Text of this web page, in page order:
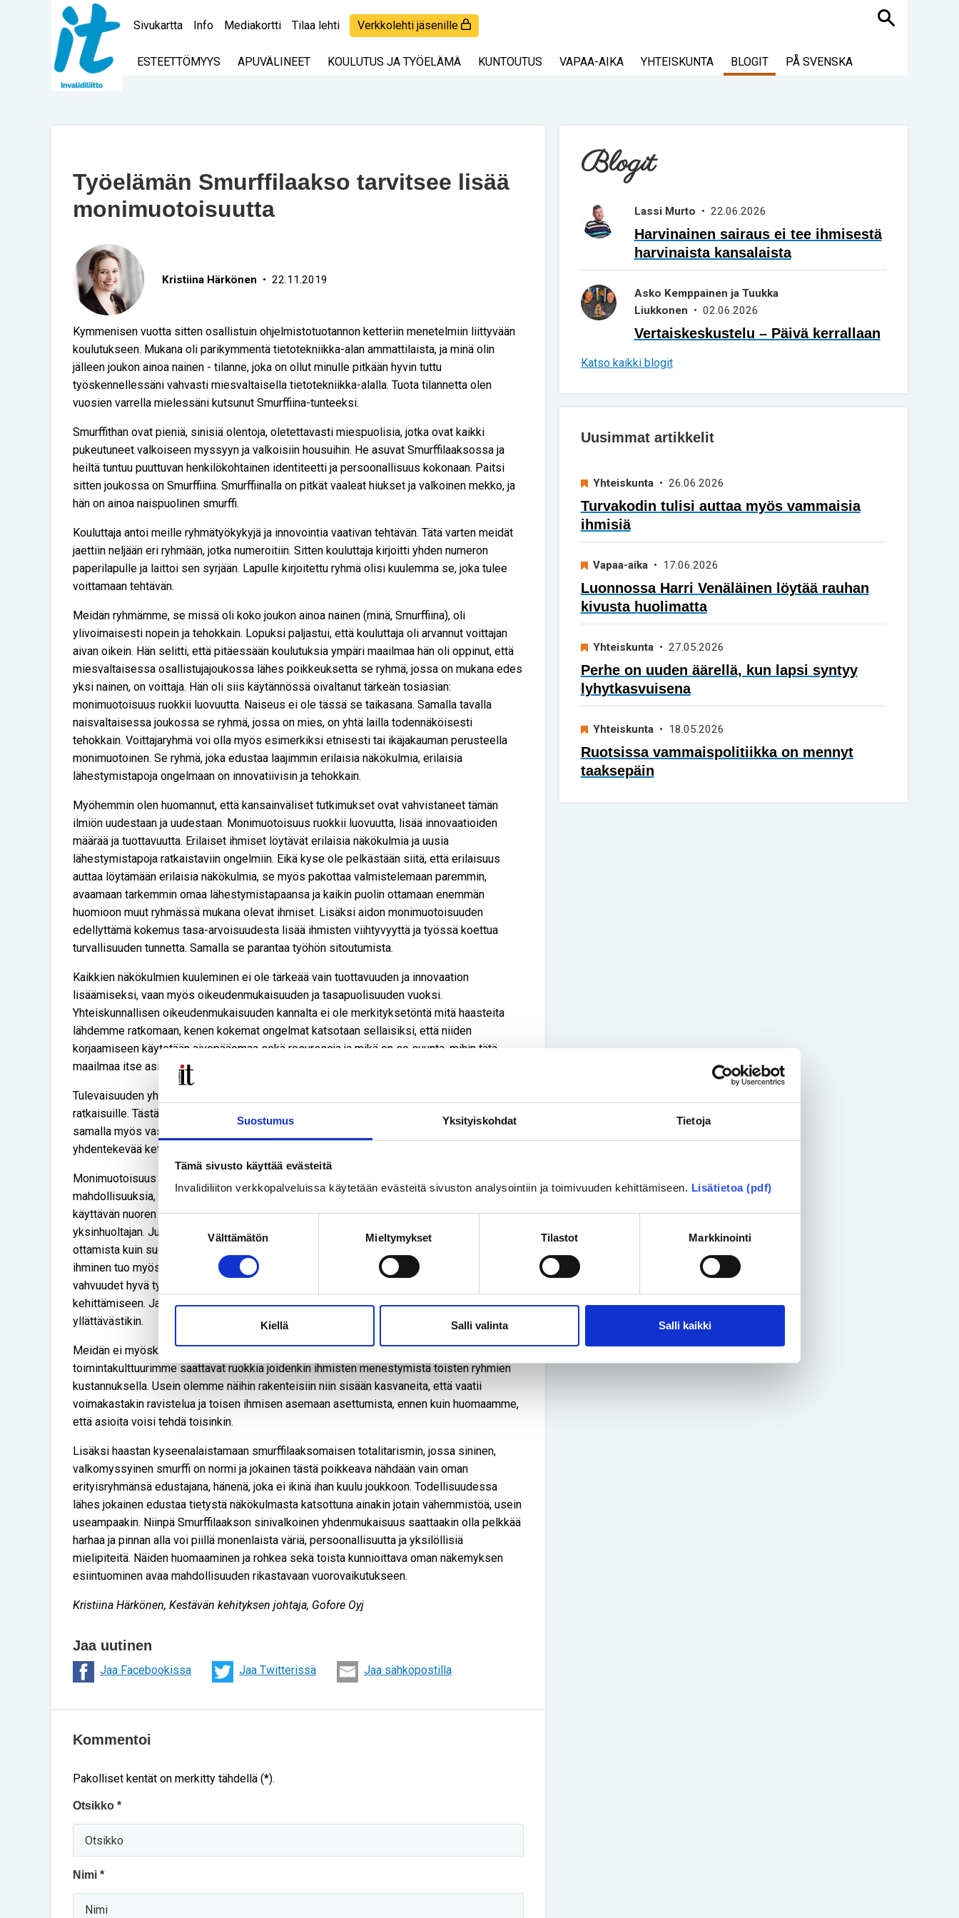
Suostumus Yksityiskohdat Tietoja
Tämä sivusto käyttää evästeitä
Invalidiliiton verkkopalveluissa käytetään evästeitä sivuston analysointiin ja toimivuuden kehittämiseen. Lisätietoa (pdf)
valinta
Välttämätön Mieltymykset Tilastot Markkinointi
Kiellä Salli valinta Salli kaikki
Sivukartta Info Mediakortti Tilaa lehti Verkkolehti jäsenille Haku
ESTEETTÖMYYS APUVÄLINEET KOULUTUS JA TYÖELÄMÄ KUNTOUTUS VAPAA-AIKA YHTEISKUNTA BLOGIT PÅ SVENSKA
Työelämän Smurffilaakso tarvitsee lisää
monimuotoisuutta
Kristiina Härkönen • 22.11.2019
Kymmenisen vuotta sitten osallistuin ohjelmistotuotannon ketteriin menetelmiin liittyvään
koulutukseen. Mukana oli parikymmentä tietotekniikka-alan ammattilaista, ja minä olin
jälleen joukon ainoa nainen - tilanne, joka on ollut minulle pitkään hyvin tuttu
työskennellessäni vahvasti miesvaltaisella tietotekniikka-alalla. Tuota tilannetta olen
vuosien varrella mielessäni kutsunut Smurffiina-tunteeksi.
Smurffithan ovat pieniä, sinisiä olentoja, oletettavasti miespuolisia, jotka ovat kaikki
pukeutuneet valkoiseen myssyyn ja valkoisiin housuihin. He asuvat Smurffilaaksossa ja
heiltä tuntuu puuttuvan henkilökohtainen identiteetti ja persoonallisuus kokonaan. Paitsi
sitten joukossa on Smurffiina. Smurffiinalla on pitkät vaaleat hiukset ja valkoinen mekko, ja
hän on ainoa naispuolinen smurffi.
Kouluttaja antoi meille ryhmätyökykyjä ja innovointia vaativan tehtävän. Tätä varten meidät
jaettiin neljään eri ryhmään, jotka numeroitiin. Sitten kouluttaja kirjoitti yhden numeron
paperilapulle ja laittoi sen syrjään. Lapulle kirjoitettu ryhmä olisi kuulemma se, joka tulee
voittamaan tehtävän.
Meidän ryhmämme, se missä oli koko joukon ainoa nainen (minä, Smurffiina), oli
ylivoimaisesti nopein ja tehokkain. Lopuksi paljastui, että kouluttaja oli arvannut voittajan
aivan oikein. Hän selitti, että pitäessään koulutuksia ympäri maailmaa hän oli oppinut, että
miesvaltaisessa osallistujajoukossa lähes poikkeuksetta se ryhmä, jossa on mukana edes
yksi nainen, on voittaja. Hän oli siis käytännössä oivaltanut tärkeän tosiasian:
monimuotoisuus ruokkii luovuutta. Naiseus ei ole tässä se taikasana. Samalla tavalla
naisvaltaisessa joukossa se ryhmä, jossa on mies, on yhtä lailla todennäköisesti
tehokkain. Voittajaryhmä voi olla myös esimerkiksi etnisesti tai ikäjakauman perusteella
monimuotoinen. Se ryhmä, joka edustaa laajimmin erilaisia näkökulmia, erilaisia
lähestymistapoja ongelmaan on innovatiivisin ja tehokkain.
Myöhemmin olen huomannut, että kansainväliset tutkimukset ovat vahvistaneet tämän
ilmiön uudestaan ja uudestaan. Monimuotoisuus ruokkii luovuutta, lisää innovaatioiden
määrää ja tuottavuutta. Erilaiset ihmiset löytävät erilaisia näkökulmia ja uusia
lähestymistapoja ratkaistaviin ongelmiin. Eikä kyse ole pelkästään siitä, että erilaisuus
auttaa löytämään erilaisia näkökulmia, se myös pakottaa valmistelemaan paremmin,
avaamaan tarkemmin omaa lähestymistapaansa ja kaikin puolin ottamaan enemmän
huomioon muut ryhmässä mukana olevat ihmiset. Lisäksi aidon monimuotoisuuden
edellyttämä kokemus tasa-arvoisuudesta lisää ihmisten viihtyvyyttä ja työssä koettua
turvallisuuden tunnetta. Samalla se parantaa työhön sitoutumista.
Kaikkien näkökulmien kuuleminen ei ole tärkeää vain tuottavuuden ja innovaation
lisäämiseksi, vaan myös oikeudenmukaisuuden ja tasapuolisuuden vuoksi.
Yhteiskunnallisen oikeudenmukaisuuden kannalta ei ole merkityksetöntä mitä haasteita
lähdemme ratkomaan, kenen kokemat ongelmat katsotaan sellaisiksi, että niiden
korjaamiseen käytetään aivopääomaa sekä resursseja ja mikä on se suunta, mihin tätä
maailmaa itse asiassa halutaan olla viemässä.
Tulevaisuuden yhteiskunta on digitaalinen. Se rakentuu tietotekniikan tarjoamille
ratkaisuille. Tästä syystä meillä digitalisaation asiantuntijoilla on erityisen suuri rooli ja
samalla myös vastuu siinä millaista yhteiskuntaa ja palveluita rakennetaan. Eikä ole
yhdentekevää ketkä ihmiset tähän rakennustyöhön osallistuvat.
Monimuotoisuus vaatii toteutuakseen, että emme vain tarjoa kaikille samoja
mahdollisuuksia, mutta myös huomioimme erilaisten ihmisten erityistarpeet. Pyörätuolia
käyttävän nuoren sinkun tarpeet ovat todennäköisesti erilaiset kuin kolmen pienen lapsen
yksinhuoltajan. Juuri Suomeen muuttanut kansainvälinen työntekijä vaatii erilaista huomioon
ottamista kuin suomalainen, osittain eläköitynyt, ikääntyvä kehäkettu. Jokainen erilainen
ihminen tuo myös mukaan palapeliin omat yksilölliset, ainutlaatuiset vahvuutensa. Nämä
vahvuudet hyvä työnantaja huomaa ja tarjoaa parhaat mahdolliset olosuhteet niiden
kehittämiseen. Ja tämä paletti vielä muuttuu koko ihmisen elinkaaren ajan, joskus
yllättävästikin.
Meidän ei myöskään tule olla sokeita sille, miten vanhat rakenteemme ja
toimintakulttuurimme saattavat ruokkia joidenkin ihmisten menestymistä toisten ryhmien
kustannuksella. Usein olemme näihin rakenteisiin niin sisään kasvaneita, että vaatii
voimakastakin ravistelua ja toisen ihmisen asemaan asettumista, ennen kuin huomaamme,
että asioita voisi tehdä toisinkin.
Lisäksi haastan kyseenalaistamaan smurffilaaksomaisen totalitarismin, jossa sininen,
valkomyssyinen smurffi on normi ja jokainen tästä poikkeava nähdään vain oman
erityisryhmänsä edustajana, hänenä, joka ei ikinä ihan kuulu joukkoon. Todellisuudessa
lähes jokainen edustaa tietystä näkökulmasta katsottuna ainakin jotain vähemmistöä, usein
useampaakin. Niinpä Smurffilaakson sinivalkoinen yhdenmukaisuus saattaakin olla pelkkää
harhaa ja pinnan alla voi piillä monenlaista väriä, persoonallisuutta ja yksilöllisiä
mielipiteitä. Näiden huomaaminen ja rohkea sekä toista kunnioittava oman näkemyksen
esiintuominen avaa mahdollisuuden rikastavaan vuorovaikutukseen.
Kristiina Härkönen, Kestävän kehityksen johtaja, Gofore Oyj
Jaa uutinen
Jaa Facebookissa Jaa Twitterissä Jaa sähköpostilla
Kommentoi
Pakolliset kentät on merkitty tähdellä (*).
Otsikko *
Nimi *
Blogit
Lassi Murto • 22.06.2026
Harvinainen sairaus ei tee ihmisestä
harvinaista kansalaista
Asko Kemppainen ja Tuukka
Liukkonen • 02.06.2026
Vertaiskeskustelu – Päivä kerrallaan
Katso kaikki blogit
Uusimmat artikkelit
Yhteiskunta• 26.06.2026
Turvakodin tulisi auttaa myös vammaisia
ihmisiä
Vapaa-aika• 17.06.2026
Luonnossa Harri Venäläinen löytää rauhan
kivusta huolimatta
Yhteiskunta• 27.05.2026
Perhe on uuden äärellä, kun lapsi syntyy
lyhytkasvuisena
Yhteiskunta• 18.05.2026
Ruotsissa vammaispolitiikka on mennyt
taaksepäin